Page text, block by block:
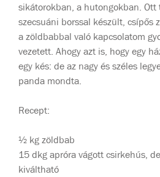
sikátorokban, a hutongokban.
szecsuáni borssal készült, csípős
a zöldbabbal való kapcsolatom
vezetett. Ahogy azt is, hogy egy
egy kés: de az nagy és széles
panda mondta.
Recept:
½ kg zöldbab
15 dkg apróra vágott csirkehús,
kiváltható